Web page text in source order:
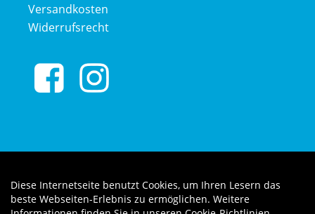
Versandkosten
Widerrufsrecht
Diese Internetseite benutzt Cookies, um Ihren Lesern das
beste Webseiten-Erlebnis zu ermöglichen. Weitere
Auftrag widerrufen